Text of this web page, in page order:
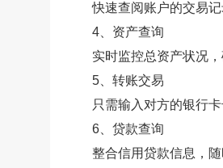
快速查阅账户的交易
4、资产查询
实时监控总资产状况
5、转账交易
只需输入对方的银行
6、贷款查询
整合信用贷款信息，